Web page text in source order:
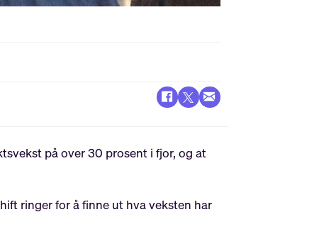
på over 30 prosent i fjor, og at
ringer for å finne ut hva veksten har